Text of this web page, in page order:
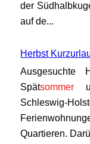
der
auf de...
Herbst
Ausgesuchte
Spätsommer
Schleswig-
Quartieren.